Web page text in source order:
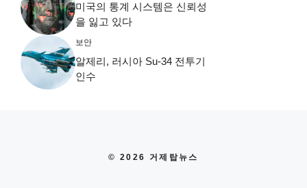
미국의 통계 시스템은 신뢰성
을 잃고 있다
보안
알제리, 러시아 Su-34 전투기
인수
© 2026 거제탑뉴스